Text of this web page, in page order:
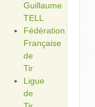
Guillaume
TELL
Fédération
Française
de
Tir
Ligue
de